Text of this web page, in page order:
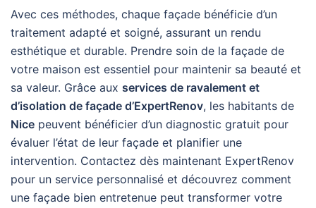
Avec ces méthodes, chaque façade bénéficie d’un
traitement adapté et soigné, assurant un rendu
esthétique et durable. Prendre soin de la façade de
votre maison est essentiel pour maintenir sa beauté et
sa valeur. Grâce aux services de ravalement et
d’isolation de façade d’ExpertRenov, les habitants de
Nice peuvent bénéficier d’un diagnostic gratuit pour
évaluer l’état de leur façade et planifier une
intervention. Contactez dès maintenant ExpertRenov
pour un service personnalisé et découvrez comment
une façade bien entretenue peut transformer votre